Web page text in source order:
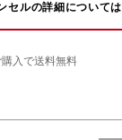
セルの詳細については
入で送料無料